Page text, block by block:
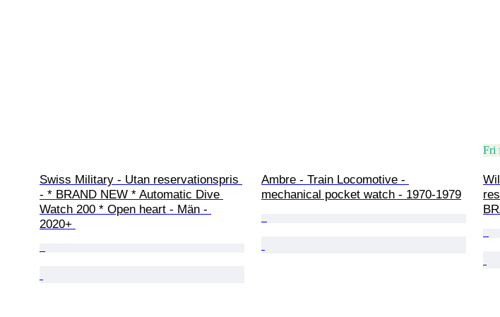
Swiss Military - Utan reservationspris
- * BRAND NEW * Automatic Dive
Watch 200 * Open heart - Män -
2020+
Ambre - Train Locomotive -
mechanical pocket watch - 1970-1979
Fri